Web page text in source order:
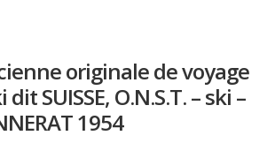
originale de voyage
SUISSE, O.N.S.T. – ski –
1954